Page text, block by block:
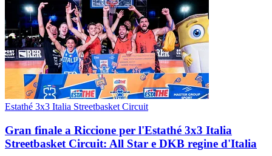
Estathé 3x3 Italia Streetbasket Circuit
Gran finale a Riccione per l'Estathé 3x3 Italia
Streetbasket Circuit: All Star e DKB regine d'Italia